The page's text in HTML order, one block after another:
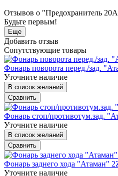
Отзывов о "Предохранитель
Будьте первым!
Еще
Добавить отзыв
Сопутствующие товары
Фонарь поворота перед./зад.
Уточните наличие
В список желаний
Сравнить
Фонарь стоп/противотум.зад.
Уточните наличие
В список желаний
Сравнить
Фонарь заднего хода "Атаман"
Уточните наличие